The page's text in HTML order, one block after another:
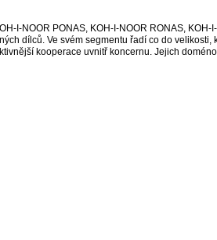
I-NOOR PONAS, KOH-I-NOOR RONAS, KOH-
dílců. Ve svém segmentu řadí co do
kooperace uvnitř koncernu. Jejich